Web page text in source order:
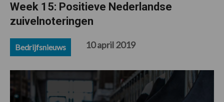
Week 15: Positieve Nederlandse
zuivelnoteringen
Bedrijfsnieuws 10 april 2019